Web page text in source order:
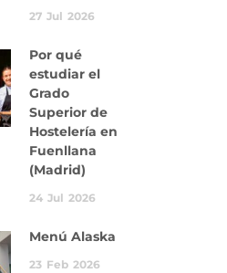
27 Jul 2026
Por qué
estudiar el
Grado
Superior de
Hostelería en
Fuenllana
(Madrid)
24 Jul 2026
Menú Alaska
23 Feb 2026